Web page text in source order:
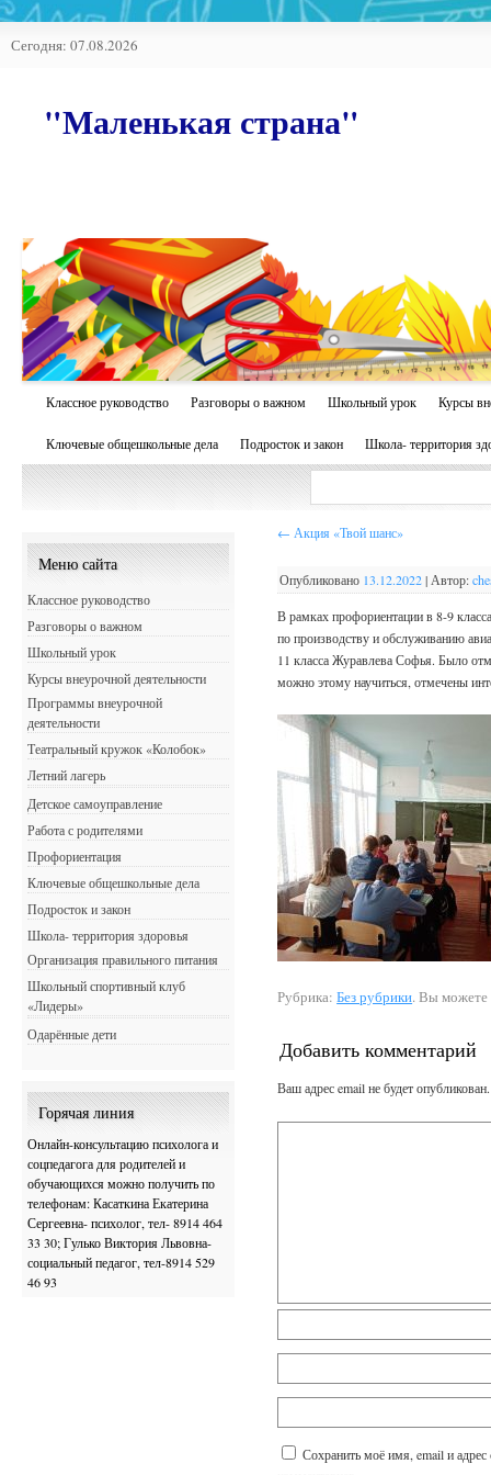
Сегодня: 07.08.2026
"Маленькая страна"
Классное руководство Разговоры о важном Школьный урок Курсы
Ключевые общешкольные дела Подросток и закон Школа- территория
← Акция «Твой шанс»
Опубликовано 13.12.2022| Автор:
В рамках профориентации в 8-9
по производству и обслуживанию
11 класса Журавлева Софья. Было
можно этому научиться, отмечены
Рубрика:Без рубрики. Вы можете
Добавить комментарий
Ваш адрес email не будет опубликован.
Сохранить моё имя, email и
Меню сайта
Классное руководство
Разговоры о важном
Школьный урок
Курсы внеурочной деятельности
Программы внеурочной
деятельности
Театральный кружок «Колобок»
Летний лагерь
Детское самоуправление
Работа с родителями
Профориентация
Ключевые общешкольные дела
Подросток и закон
Школа- территория здоровья
Организация правильного питания
Школьный спортивный клуб
«Лидеры»
Одарённые дети
Горячая линия
Онлайн-консультацию психолога и
соцпедагога для родителей и
обучающихся можно получить по
телефонам: Касаткина Екатерина
Сергеевна- психолог, тел- 8914 464
33 30; Гулько Виктория Львовна-
социальный педагог, тел-8914 529
46 93